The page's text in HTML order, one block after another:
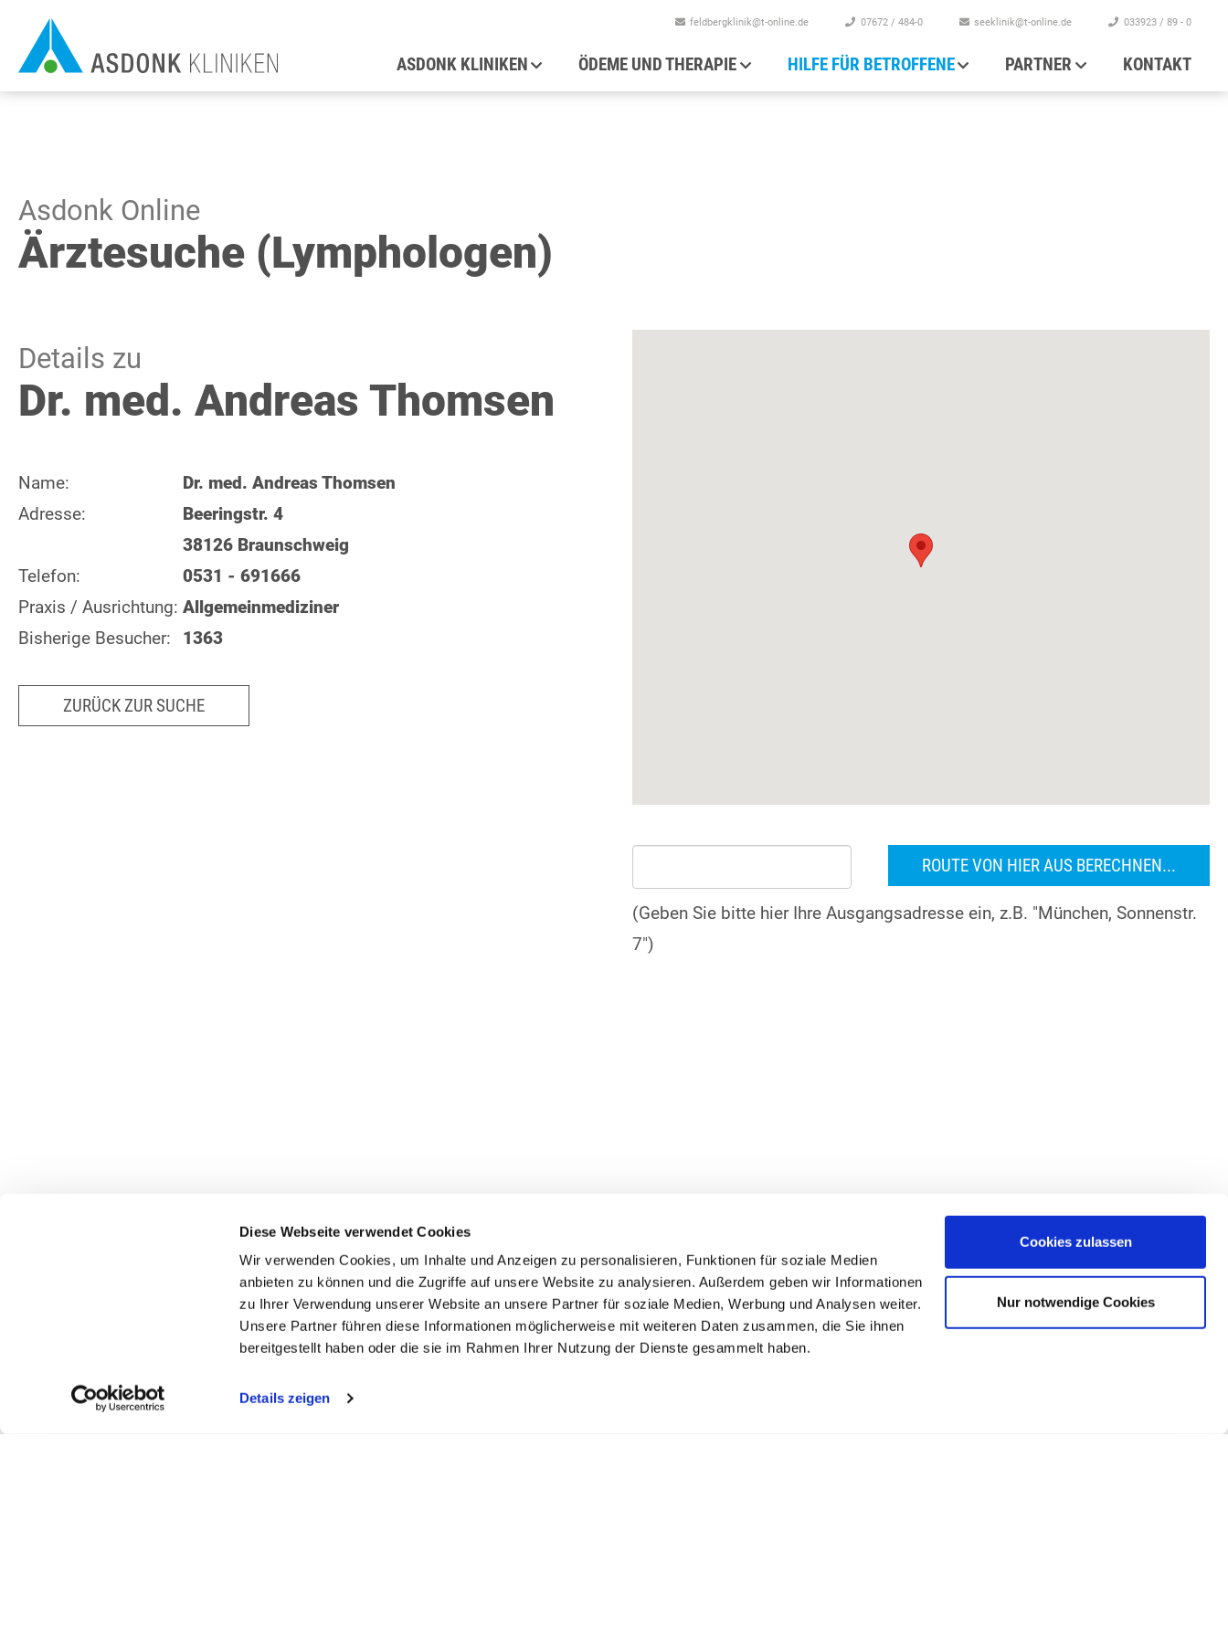
Diese Webseite verwendet Cookies
Wir verwenden Cookies, um Inhalte und Anzeigen zu personalisieren, Funktionen für soziale Medien
anbieten zu können und die Zugriffe auf unsere Website zu analysieren. Außerdem geben wir Informationen
zu Ihrer Verwendung unserer Website an unsere Partner für soziale Medien, Werbung und Analysen weiter.
Unsere Partner führen diese Informationen möglicherweise mit weiteren Daten zusammen, die Sie ihnen
bereitgestellt haben oder die sie im Rahmen Ihrer Nutzung der Dienste gesammelt haben.
Details zeigen
Cookies zulassen
Nur notwendige Cookies
zum
Inhalt
Hauptnavigation
ASDONK KLINIKEN ÖDEME UND THERAPIE HILFE FÜR BETROFFENE PARTNER KONTAKT
feldbergklinik@t-online.de 07672 / 484-0 seeklinik@t-online.de 033923 / 89 - 0
Asdonk Online
Ärztesuche (Lymphologen)
Details zu
Dr. med. Andreas Thomsen
Name:
Dr. med. Andreas Thomsen
Adresse:
Beeringstr. 4
38126 Braunschweig
Telefon:
0531 - 691666
Praxis / Ausrichtung: Allgemeinmediziner
Bisherige Besucher:
1363
ZURÜCK ZUR SUCHE
(Geben Sie bitte hier Ihre Ausgangsadresse ein, z.B. "München, Sonnenstr.
7")